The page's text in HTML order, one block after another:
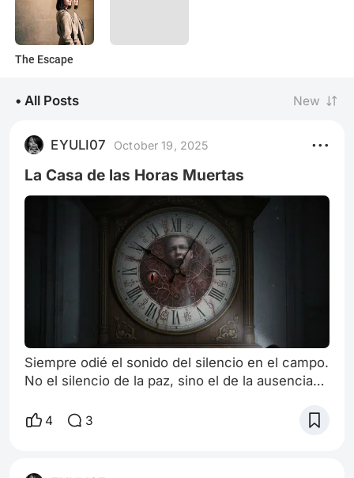
The Escape
• All Posts New
EYULI07 October 19, 2025
La Casa de las Horas Muertas
Siempre odié el sonido del silencio en el campo.
No el silencio de la paz, sino el de la ausencia
ladrido de los perros, incluso el zumbido de mi
madera con la pintura descascarada y una
4 3